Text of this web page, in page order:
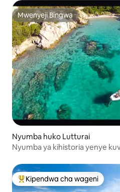
Mwenyeji Bingwa
Mwenyeji Bingwa
Nyumba huko Lutturai
Nyumba ya kihistoria yenye
Kipendwa maarufu cha wageni
Kipendwa cha wageni